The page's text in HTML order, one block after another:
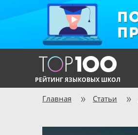
РЕЙТИНГ ЯЗЫКОВЫХ ШКОЛ
Главная Статьи